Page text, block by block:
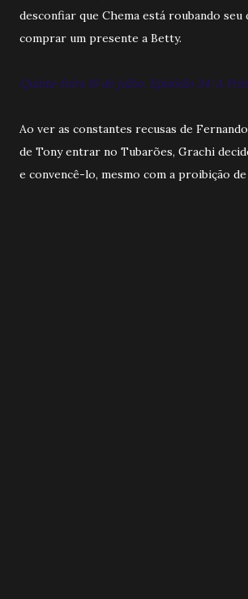
desconfiar que Chema está roubando
comprar um presente a Betty.
Quinta-feira 16 de julho. Episódio 34: A
Ao ver as constantes recusas de
de Tony entrar no Tubarões, Grachi
e convencê-lo, mesmo com a proibição de